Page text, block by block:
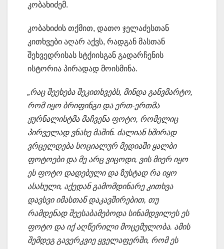
კობახიძემ.
კობახიძის თქმით, დათო ჯელაძესთან
კითხვები აღარ აქვს, რადგან მასთან
შეხვედრისას სტქიისგან გადარჩენის
ისტორია პირადად მოისმინა.
„რაც შეეხება შეკითხვებს, მინდა განვმარტო,
რომ იყო ბრიფინგი და ერთ-ერთმა
ჟურნალისტმა მაჩვენა ფოტო, რომელიც
პირველად ვნახე მაშინ. ძალიან ხშირად
ვრცელდება სოციალურ მედიაში ყალბი
ფოტოები და მე არც ვიცოდი, ვის მიერ იყო
ეს ფოტო დადებული და ზუსტად რა იყო
ასახული, აქედან გამომდინარე კითხვა
დავსვი იმასთან დაკავშირებით, თუ
რამდენად შეესაბამებოდა სინამდვილეს ეს
ფოტო და იქ აღწერილი მოცემულობა. ამის
შემდეგ გავერკვიე ყველაფერში, რომ ეს